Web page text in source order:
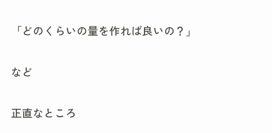
「どのくらいの量を作れば良いの？」
など
正直なところ